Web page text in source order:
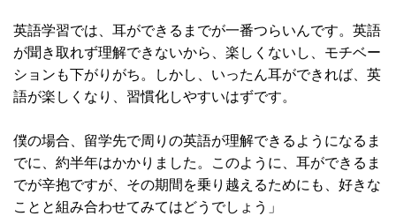
英語学習では、耳ができるまでが一番つらいんです。英語
が聞き取れず理解できないから、楽しくないし、モチベー
ションも下がりがち。しかし、いったん耳ができれば、英
語が楽しくなり、習慣化しやすいはずです。
僕の場合、留学先で周りの英語が理解できるようになるま
でに、約半年はかかりました。このように、耳ができるま
でが辛抱ですが、その期間を乗り越えるためにも、好きな
ことと組み合わせてみてはどうでしょう」